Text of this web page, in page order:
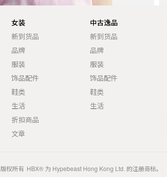
女装
新到货品
品牌
服装
饰品配件
鞋类
生活
折扣商品
文章
中古逸品
新到货品
品牌
服装
饰品配件
鞋类
生活
版权所有 HBX® 为 Hypebeast Hong Kong Ltd. 的注册商标。